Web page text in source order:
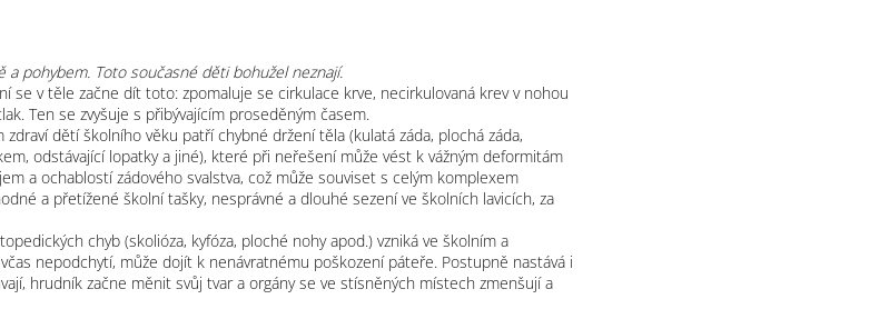
pohybem. Toto současné děti bohužel neznají.
se v těle začne dít toto: zpomaluje se cirkulace krve, necirkulovaná krev v nohou
Ten se zvyšuje s přibývajícím proseděným časem.
dětí školního věku patří chybné držení těla (kulatá záda, plochá záda,
odstávající lopatky a jiné), které při neřešení může vést k vážným deformitám
a ochablostí zádového svalstva, což může souviset s celým komplexem
a přetížené školní tašky, nesprávné a dlouhé sezení ve školních lavicích, za
chyb (skolióza, kyfóza, ploché nohy apod.) vzniká ve školním a
nepodchytí, může dojít k nenávratnému poškození páteře. Postupně nastává i
hrudník začne měnit svůj tvar a orgány se ve stísněných místech zmenšují a